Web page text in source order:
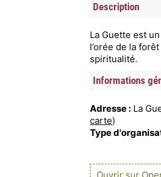
Description
La Guette est
l’orée de la
spiritualité.
Informations
Adresse : La
carte)
Type